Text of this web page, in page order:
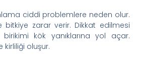
ciddi problemlere neden olur.
bitkiye zarar verir. Dikkat edilmesi
kök yanıklarına yol açar.
kirliliği oluşur.